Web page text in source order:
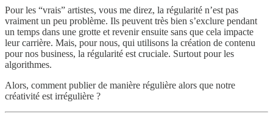
Pour les “vrais” artistes, vous me direz, la régularité n’est pas
vraiment un peu problème. Ils peuvent très bien s’exclure pendant
un temps dans une grotte et revenir ensuite sans que cela impacte
leur carrière. Mais, pour nous, qui utilisons la création de contenu
pour nos business, la régularité est cruciale. Surtout pour les
algorithmes.
Alors, comment publier de manière régulière alors que notre
créativité est irrégulière ?